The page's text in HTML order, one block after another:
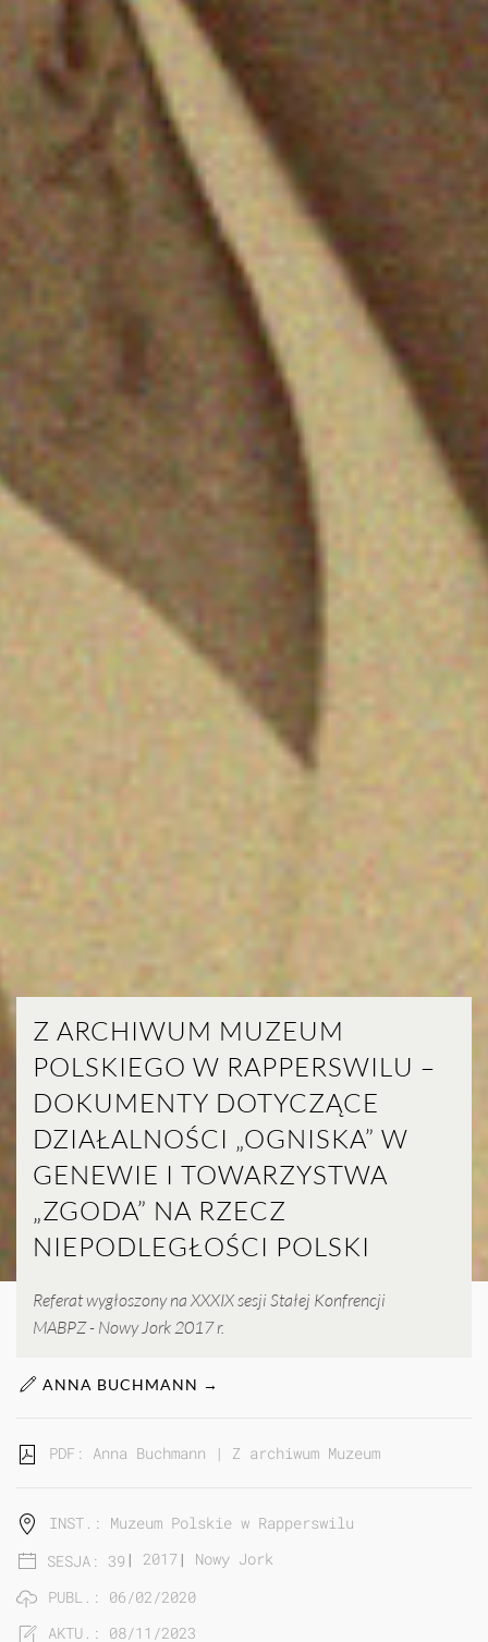
Z ARCHIWUM MUZEUM
POLSKIEGO W RAPPERSWILU –
DOKUMENTY DOTYCZĄCE
DZIAŁALNOŚCI „OGNISKA” W
GENEWIE I TOWARZYSTWA
„ZGODA” NA RZECZ
NIEPODLEGŁOŚCI POLSKI
Referat wygłoszony na XXXIX sesji Stałej Konfrencji
MABPZ - Nowy Jork 2017 r.
ANNA BUCHMANN →
PDF: Anna Buchmann | Z archiwum Muzeum
INST.: Muzeum Polskie w Rapperswilu
SESJA: 39 | 2017| Nowy Jork
PUBL.: 06/02/2020
AKTU.: 08/11/2023